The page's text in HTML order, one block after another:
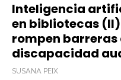
Inteligencia
en bibliotecas
rompen barreras
discapacidad
SUSANA PEIX